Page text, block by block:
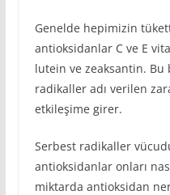
Genelde hepimizin
antioksidanlar C ve E
lutein ve zeaksantin.
radikaller adı verilen
etkileşime girer.
Serbest radikaller
antioksidanlar onları
miktarda antioksidan